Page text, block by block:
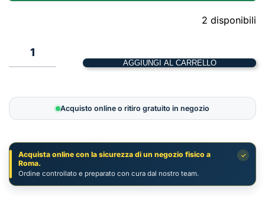
2 disponibili
Escape
Room
Giocatori
Orient
AGGIUNGI AL CARRELLO
Acquisto online o ritiro gratuito in negozio
✓
Acquista online con la sicurezza di un negozio fisico a
Roma.
Ordine controllato e preparato con cura dal nostro team.